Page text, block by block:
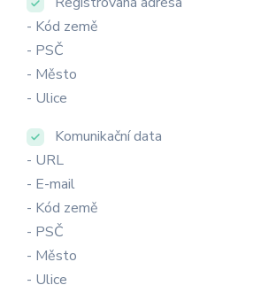
- Kód země
- PSČ
- Město
- Ulice
Komunikační data
- URL
- E-mail
- Kód země
- PSČ
- Město
- Ulice